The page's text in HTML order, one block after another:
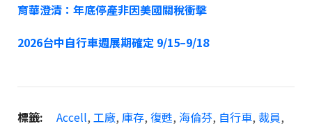
育華澄清：年底停產非因美國關稅衝擊
2026台中自行車週展期確定 9/15–9/18
標籤: Accell, 工廠, 庫存, 復甦, 海倫芬, 自行車, 裁員,